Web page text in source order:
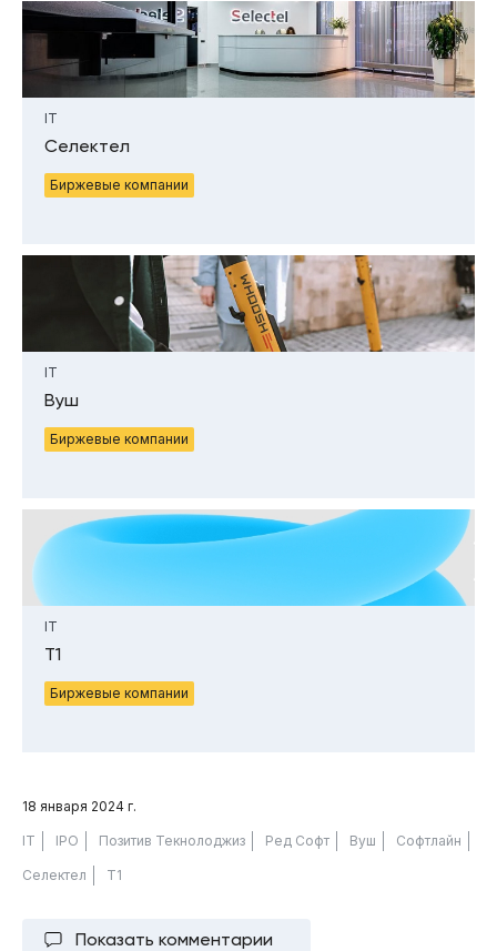
IT
Селектел
Биржевые компании
IT
Вуш
Биржевые компании
IT
Т1
Биржевые компании
18 января 2024 г.
IT IPO Позитив Текнолоджиз Ред Софт Вуш Софтлайн
Селектел Т1
Показать комментарии